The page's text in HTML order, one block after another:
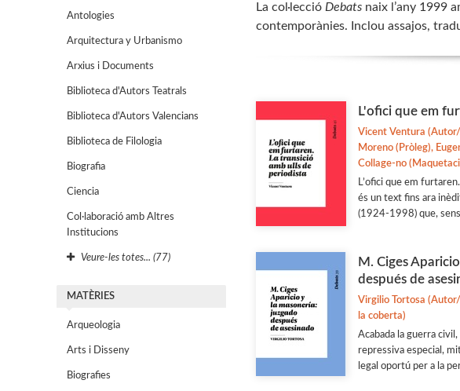
Antologies
Arquitectura y Urbanismo
Arxius i Documents
Biblioteca d'Autors Teatrals
Biblioteca d'Autors Valencians
Biblioteca de Filologia
Biografia
Ciencia
Col·laboració amb Altres
Institucions
Veure-les totes... (77)
MATÈRIES
Arqueologia
Arts i Disseny
Biografies
La col·lecció Debats naix l’any 1999
contemporànies. Inclou assajos,
L'ofici que em
Vicent Ventura
Moreno (Pròleg),
Collage-no
L’ofici que em
és un text fins ara
(1924-1998) que,
M. Ciges
después de
Virgilio Tortosa
la coberta)
Acabada la guerra
repressiva especial,
legal oportú per a la